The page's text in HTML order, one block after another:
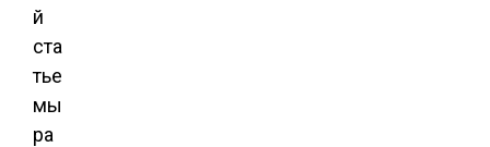
й
ста
тье
мы
ра